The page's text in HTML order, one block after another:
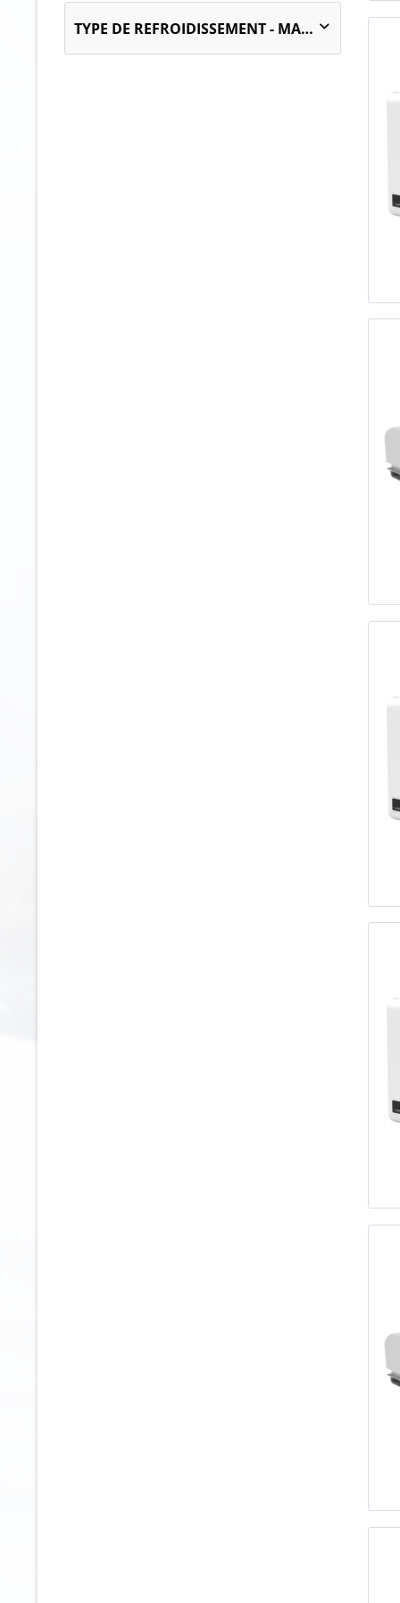
950
975
828
950
TYPE DE REFROIDISSEMENT - MARCHANDISE